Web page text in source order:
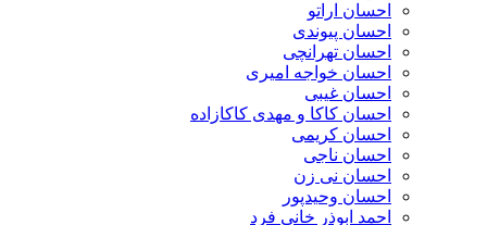
احسان اراتو
احسان پیوندی
احسان تهرانچی
احسان خواجه امیری
احسان غیبی
احسان کاکا و مهدی کاکازاده
احسان کریمی
احسان ناجی
احسان نی زن
احسان وحیدپور
احمد ابوذر خانی فرد